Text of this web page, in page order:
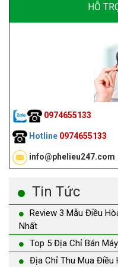
HỖ
0974655133
Hotline 0974655133
info@phelieu247.com
Tin Tức
Review 3 Mẫu Điều
Nhất
Top 5 Địa Chỉ Bán
Địa Chỉ Thu Mua Điều